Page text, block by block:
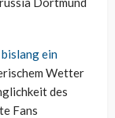
ein
Wetter
des
Fans